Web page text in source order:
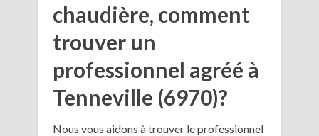
chaudière, comment
trouver un
professionnel agréé à
Tenneville (6970)?
Nous vous aidons à trouver le professionnel